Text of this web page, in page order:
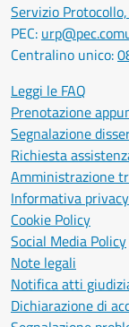
Servizio
PEC:
Centralino unico:
Leggi le FAQ
Prenotazione
Segnalazione
Richiesta
Amministrazione
Informativa privacy
Cookie Policy
Social Media Policy
Note legali
Notifica atti
Dichiarazione di